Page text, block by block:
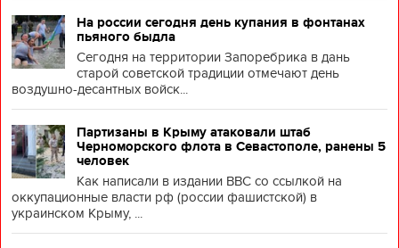
На россии сегодня день купания в фонтанах
пьяного быдла
Сегодня на территории Запоребрика в дань
старой советской традиции отмечают день
воздушно-десантных войск...
Партизаны в Крыму атаковали штаб
Черноморского флота в Севастополе, ранены 5
человек
Как написали в издании BBC со ссылкой на
оккупационные власти рф (россии фашистской) в
украинском Крыму, ...